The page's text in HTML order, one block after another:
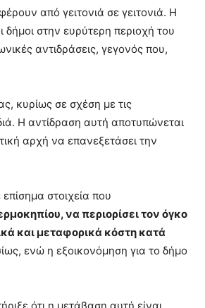
από γειτονιά σε γειτονιά. Η
στην ευρύτερη περιοχή του
αντιδράσεις, γεγονός που,
κυρίως σε σχέση με τις
Η αντίδραση αυτή αποτυπώνεται
αρχή να επανεξετάσει την
στοιχεία που
να περιορίσει τον όγκο
και μεταφορικά κόστη κατά
ενώ η εξοικονόμηση για το δήμο